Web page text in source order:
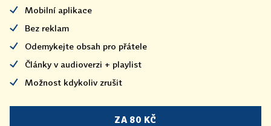
Mobilní aplikace
Bez reklam
Odemykejte obsah pro přátele
Články v audioverzi + playlist
Možnost kdykoliv zrušit
ZA 80 KČ